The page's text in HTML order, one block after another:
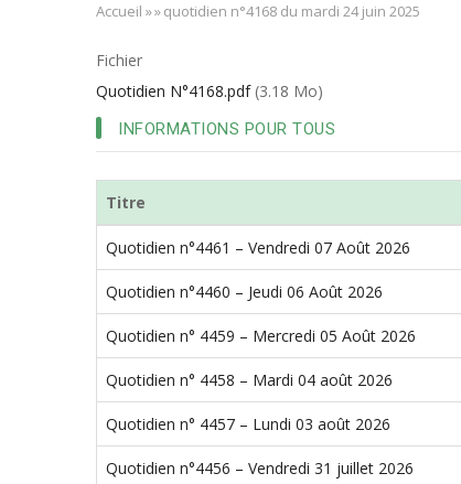
Fil
d'Ariane
Accueil »»quotidien n°4168 du mardi 24 juin 2025
Fichier
Quotidien N°4168.pdf (3.18 Mo)
INFORMATIONS POUR TOUS
Titre
Quotidien n°4461 – Vendredi 07 Août 2026
Quotidien n°4460 – Jeudi 06 Août 2026
Quotidien n° 4459 – Mercredi 05 Août 2026
Quotidien n° 4458 – Mardi 04 août 2026
Quotidien n° 4457 – Lundi 03 août 2026
Quotidien n°4456 – Vendredi 31 juillet 2026